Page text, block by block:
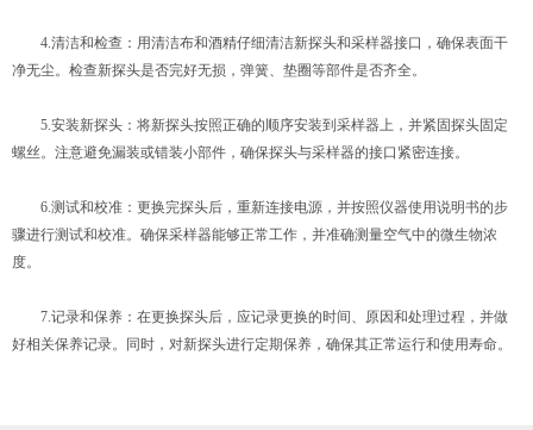
4.清洁和检查：用清洁布和酒精仔细清洁新探头和采样器接口，确保表面干
净无尘。检查新探头是否完好无损，弹簧、垫圈等部件是否齐全。
5.安装新探头：将新探头按照正确的顺序安装到采样器上，并紧固探头固定
螺丝。注意避免漏装或错装小部件，确保探头与采样器的接口紧密连接。
6.测试和校准：更换完探头后，重新连接电源，并按照仪器使用说明书的步
骤进行测试和校准。确保采样器能够正常工作，并准确测量空气中的微生物浓
度。
7.记录和保养：在更换探头后，应记录更换的时间、原因和处理过程，并做
好相关保养记录。同时，对新探头进行定期保养，确保其正常运行和使用寿命。